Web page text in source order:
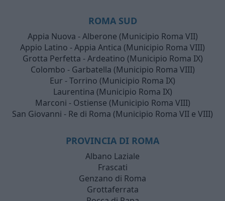
ROMA SUD
Appia Nuova - Alberone (Municipio Roma VII)
Appio Latino - Appia Antica (Municipio Roma VIII)
Grotta Perfetta - Ardeatino (Municipio Roma IX)
Colombo - Garbatella (Municipio Roma VIII)
Eur - Torrino (Municipio Roma IX)
Laurentina (Municipio Roma IX)
Marconi - Ostiense (Municipio Roma VIII)
San Giovanni - Re di Roma (Municipio Roma VII e VIII)
PROVINCIA DI ROMA
Albano Laziale
Frascati
Genzano di Roma
Grottaferrata